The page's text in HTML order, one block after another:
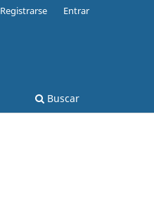
Buscar
Registrarse Entrar